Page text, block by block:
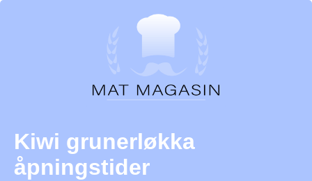
Kiwi grunerløkka
åpningstider